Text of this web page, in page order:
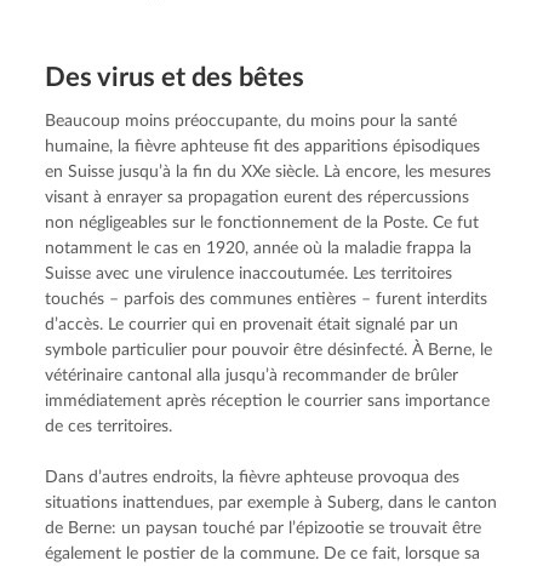
Des virus et des bêtes
Beaucoup moins préoccupante, du moins pour la santé
humaine, la fièvre aphteuse fit des apparitions épisodiques
en Suisse jusqu’à la fin du XXe siècle. Là encore, les mesures
visant à enrayer sa propagation eurent des répercussions
non négligeables sur le fonctionnement de la Poste. Ce fut
notamment le cas en 1920, année où la maladie frappa la
Suisse avec une virulence inaccoutumée. Les territoires
touchés – parfois des communes entières – furent interdits
d’accès. Le courrier qui en provenait était signalé par un
symbole particulier pour pouvoir être désinfecté. À Berne, le
vétérinaire cantonal alla jusqu’à recommander de brûler
immédiatement après réception le courrier sans importance
de ces territoires.
Dans d’autres endroits, la fièvre aphteuse provoqua des
situations inattendues, par exemple à Suberg, dans le canton
de Berne: un paysan touché par l’épizootie se trouvait être
également le postier de la commune. De ce fait, lorsque sa